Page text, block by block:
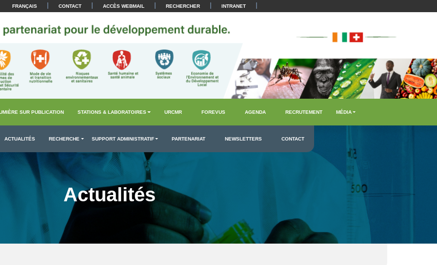
FRANÇAIS | CONTACT | ACCÈS WEBMAIL | RECHERCHER | INTRANET |
SUR PUBLICATION STATIONS & LABORATOIRES URCMR FOREVUS AGENDA RECRUTEMENT MÉDIA
ACTUALITÉS RECHERCHE SUPPORT ADMINISTRATIF PARTENARIAT NEWSLETTERS CONTACT
Actualités